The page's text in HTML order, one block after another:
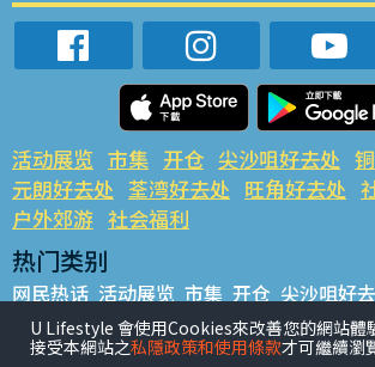
活动展览 市集 开仓 尖沙咀好去处
元朗好去处 荃湾好去处 旺角好去处
户外郊游 社会福利
热门类别
网民热话 活动展览 市集 开仓 尖沙咀好
铜锣湾好去处 元朗好去处 荃湾好去处 旺
餐厅情报 户外郊游
U Lifestyle 會使用Cookies來改善您的網站體
接受本網站之私隱政策和使用條款才可繼續瀏